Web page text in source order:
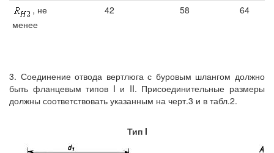
, не
менее
42 58 64
3. Соединение отвода вертлюга с буровым шлангом должно
быть фланцевым типов I и II. Присоединительные размеры
должны соответствовать указанным на черт.3 и в табл.2.
Тип I